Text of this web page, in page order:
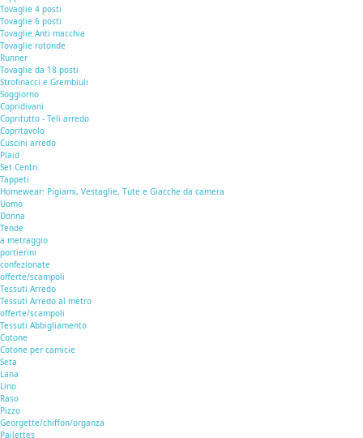
Tovaglie 4 posti
Tovaglie 6 posti
Tovaglie Anti macchia
Tovaglie rotonde
Runner
Tovaglie da 18 posti
Strofinacci e Grembiuli
Soggiorno
Copridivani
Copritutto - Teli arredo
Copritavolo
Cuscini arredo
Plaid
Set Centri
Tappeti
Homewear: Pigiami, Vestaglie, Tute e Giacche da camera
Uomo
Donna
Tende
a metraggio
portierini
confezionate
offerte/scampoli
Tessuti Arredo
Tessuti Arredo al metro
offerte/scampoli
Tessuti Abbigliamento
Cotone
Cotone per camicie
Seta
Lana
Lino
Raso
Pizzo
Georgette/chiffon/organza
Pailettes